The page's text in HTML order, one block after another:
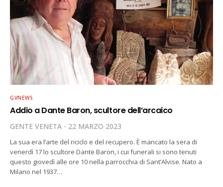
GVNEWS
Addio a Dante Baron, scultore dell’arcaico
GENTE VENETA 22 MARZO 2023
La sua era l’arte del riciclo e del recupero. È mancato la sera di
venerdì 17 lo scultore Dante Baron, i cui funerali si sono tenuti
questo giovedì alle ore 10 nella parrocchia di Sant’Alvise. Nato a
Milano nel 1937…